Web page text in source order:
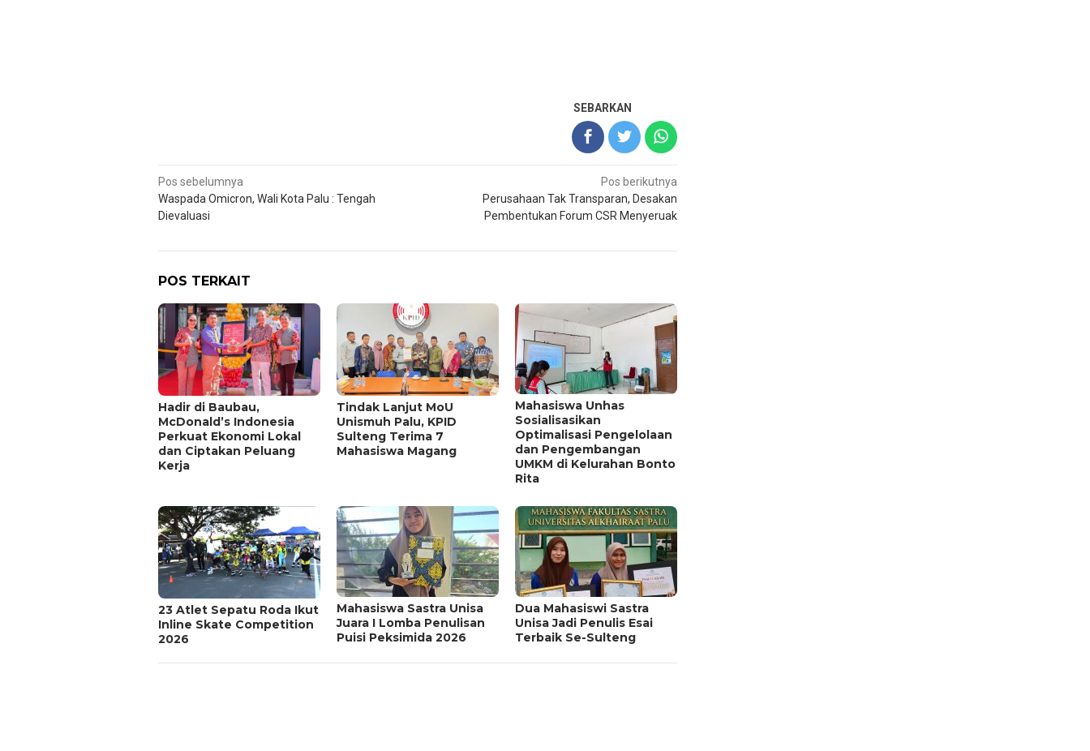
SEBARKAN
Navigasi
pos
Pos sebelumnya
Waspada Omicron, Wali Kota Palu : Tengah
Dievaluasi
Pos berikutnya
Perusahaan Tak Transparan, Desakan
Pembentukan Forum CSR Menyeruak
POS TERKAIT
Hadir di Baubau,
McDonald’s Indonesia
Perkuat Ekonomi Lokal
dan Ciptakan Peluang
Kerja
Tindak Lanjut MoU
Unismuh Palu, KPID
Sulteng Terima 7
Mahasiswa Magang
Mahasiswa Unhas
Sosialisasikan
Optimalisasi Pengelolaan
dan Pengembangan
UMKM di Kelurahan Bonto
Rita
23 Atlet Sepatu Roda Ikut
Inline Skate Competition
2026
Mahasiswa Sastra Unisa
Juara I Lomba Penulisan
Puisi Peksimida 2026
Dua Mahasiswi Sastra
Unisa Jadi Penulis Esai
Terbaik Se-Sulteng